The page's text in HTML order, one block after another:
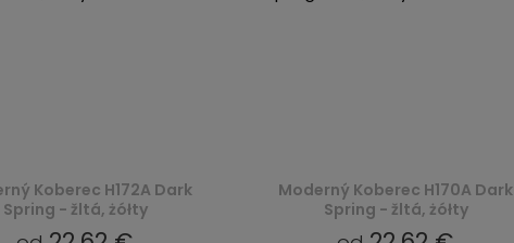
Koberec H172A Dark
Spring - žltá, żółty
Moderný Koberec H170A Dark
Spring - žltá, żółty